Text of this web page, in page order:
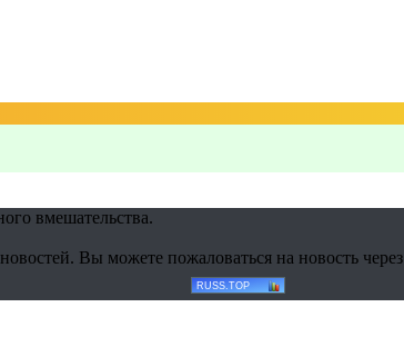
вмешательства.
Вы можете пожаловаться на новость через